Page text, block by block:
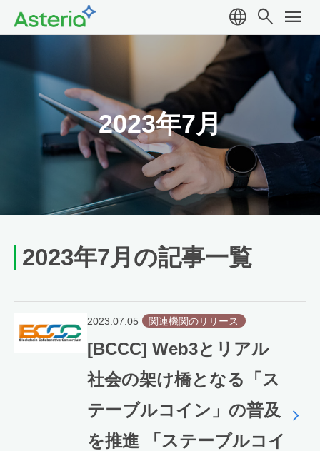
language search menu
2023年7月
2023年7月の記事一覧
2023.07.05 関連機関のリリース
[BCCC] Web3とリアル
社会の架け橋となる「ス
テーブルコイン」の普及
を推進 「ステーブルコイ